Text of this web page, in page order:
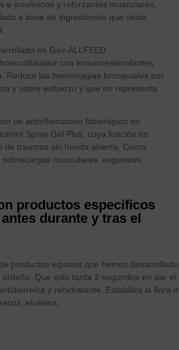
e insulínicos y reforzantes musculares,
a base de ingredientes que velan
en Gav-ALLFEED
con inmunoestimulantes
Reduce las hemorragias bronquiales por
y sobre esfuerzo y que no representa
un antinflamatorio fitoterápico no
Spray Gel Plus, cuya función es
de traumas sin herida abierta. Como
musculares, esguinces,
productos específicos
durante y tras el
productos equinos que hemos
ordeño. Que solo tarda 2 segundos en dar
y rehidratante. Estabiliza la flora
etcétera.